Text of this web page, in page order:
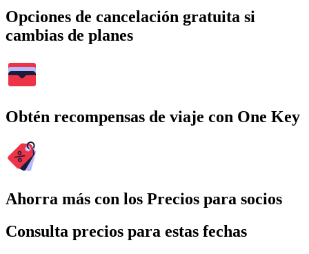
Opciones de cancelación gratuita si
cambias de planes
Obtén recompensas de viaje con One Key
Ahorra más con los Precios para socios
Consulta precios para estas fechas